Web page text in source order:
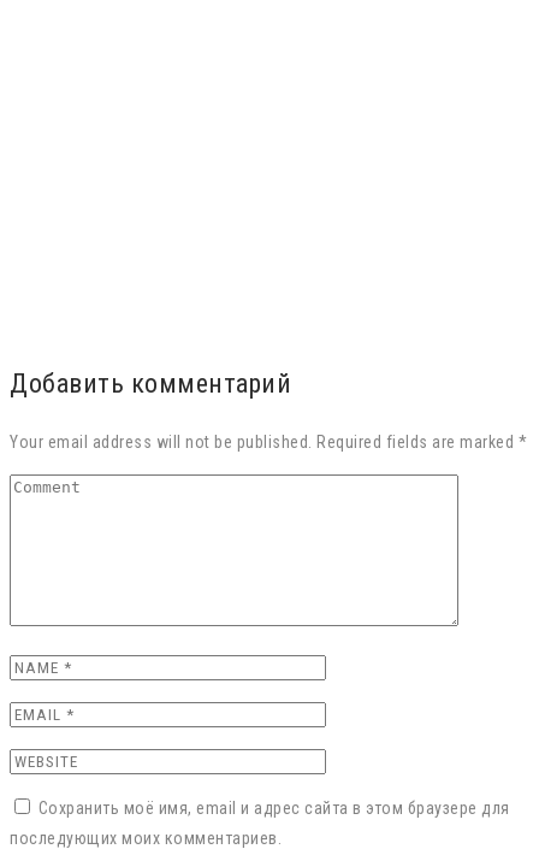
Добавить комментарий
Your email address will not be published. Required fields are marked *
Сохранить моё имя, email и адрес сайта в этом браузере для
последующих моих комментариев.